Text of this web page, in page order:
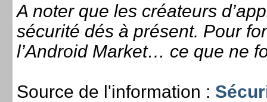
A noter que les créateurs
sécurité dés à présent. Pour
l’Android Market… ce que ne
Source de l'information :